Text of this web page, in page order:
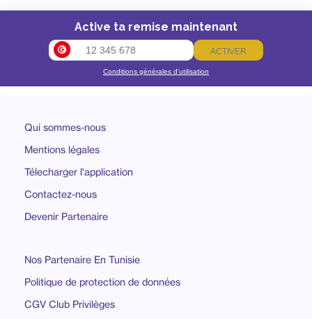
Active ta remise maintenant
ACTIVER
Conditions générales d’utilisation
Qui sommes-nous
Mentions légales
Télecharger l'application
Contactez-nous
Devenir Partenaire
Nos Partenaire En Tunisie
Politique de protection de données
CGV Club Privilèges